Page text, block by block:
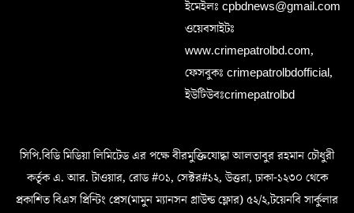
ইমেইলঃ cpbdnews@gmail.com
ওয়েবসাইটঃ
www.crimepatrolbd.com,
ফেসবুকঃ crimepatrolbdofficial,
ইউটিউবঃcrimepatrolbd
সিপি.বিডি মিডিয়া লিমিটেড এর পক্ষে বীরমুক্তিযোদ্ধা আলতাবুর রহমান চৌধুরী
কর্তৃক এ. আর. টাওয়ার, রোড #০১, সেক্টর#১২, উত্তরা, ঢাকা-১২৩০ থেকে
প্রকাশিত বিএস প্রিন্টিং প্রেস(মামুন ম্যানসন গ্রাউন্ড ফ্লোর) ৫২/২,টয়েনবি সার্কুলার